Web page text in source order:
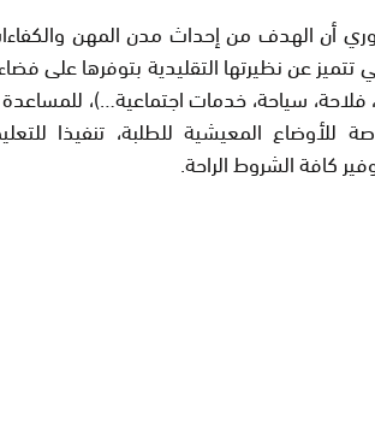
أن الهدف من إحداث مدن المهن
تتميز عن نظيرتها التقليدية بتوفرها على
سياحة، خدمات اجتماعية…)،
للأوضاع المعيشية للطلبة، تنفيذا
كافة الشروط الراحة.